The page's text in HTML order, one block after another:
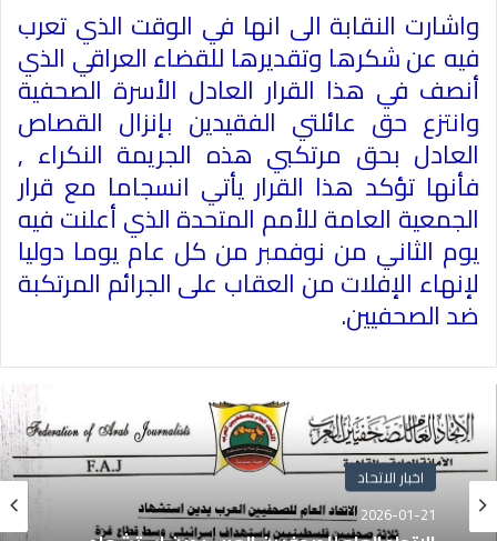
واشارت النقابة الى انها في الوقت الذي تعرب
فيه عن شكرها وتقديرها للقضاء العراقي الذي
أنصف في هذا القرار العادل الأسرة الصحفية
وانتزع حق عائلتي الفقيدين بإنزال القصاص
العادل بحق مرتكبي هذه الجريمة النكراء ,
فأنها تؤكد هذا القرار يأتي انسجاما مع قرار
الجمعية العامة للأمم المتحدة الذي أعلنت فيه
يوم الثاني من نوفمبر من كل عام يوما دوليا
لإنهاء الإفلات من العقاب على الجرائم المرتكبة
ضد الصحفيين.
اخبار الاتحاد
2026-01-21